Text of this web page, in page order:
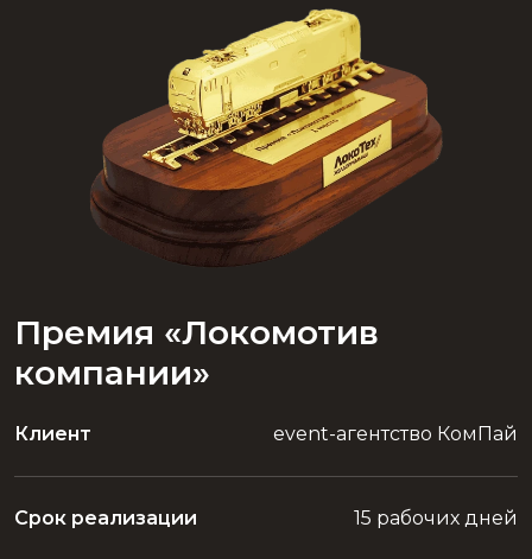
Премия «Локомотив
компании»
Клиент event-агентство КомПай
Срок реализации 15 рабочих дней